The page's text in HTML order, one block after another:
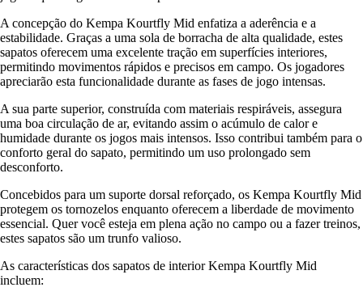
A concepção do Kempa Kourtfly Mid enfatiza a aderência e a
estabilidade. Graças a uma sola de borracha de alta qualidade, estes
sapatos oferecem uma excelente tração em superfícies interiores,
permitindo movimentos rápidos e precisos em campo. Os jogadores
apreciarão esta funcionalidade durante as fases de jogo intensas.
A sua parte superior, construída com materiais respiráveis, assegura
uma boa circulação de ar, evitando assim o acúmulo de calor e
humidade durante os jogos mais intensos. Isso contribui também para o
conforto geral do sapato, permitindo um uso prolongado sem
desconforto.
Concebidos para um suporte dorsal reforçado, os Kempa Kourtfly Mid
protegem os tornozelos enquanto oferecem a liberdade de movimento
essencial. Quer você esteja em plena ação no campo ou a fazer treinos,
estes sapatos são um trunfo valioso.
As características dos sapatos de interior Kempa Kourtfly Mid
incluem: